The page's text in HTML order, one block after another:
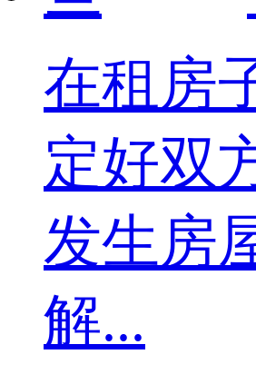
在租房
定好双
发生房
解...